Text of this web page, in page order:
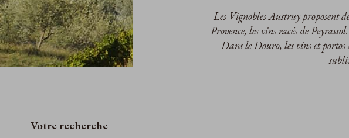
Les Vignobles Austruy proposent
Provence, les vins racés de
Dans le Douro, les vins et
Votre recherche